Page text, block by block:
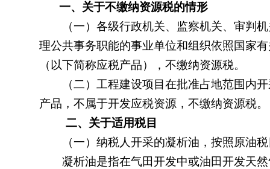
一、关于不缴纳资源税的情形
（一）各级行政机关、监察机关、审判机
理公共事务职能的事业单位和组织依照国家
（以下简称应税产品），不缴纳资源税。
（二）工程建设项目在批准占地范围内开
产品，不属于开发应税资源，不缴纳资源税。
二、关于适用税目
（一）纳税人开采的凝析油，按照原油税
凝析油是指在气田开发中或油田开发天然